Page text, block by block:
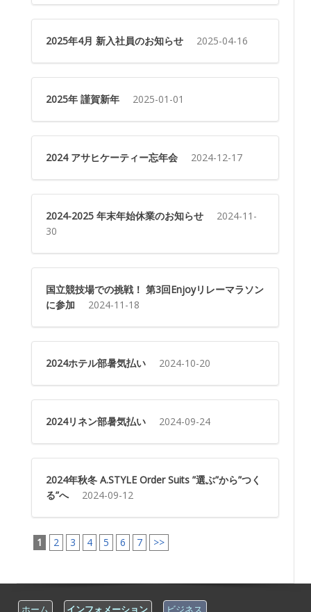
2025年4月 新入社員のお知らせ 2025-04-16
2025年 謹賀新年 2025-01-01
2024 アサヒケーティー忘年会 2024-12-17
2024-2025 年末年始休業のお知らせ
2024-11-
30
国立競技場での挑戦！ 第3回Enjoyリレーマラソン
に参加
2024-11-18
2024ホテル部暑気払い 2024-10-20
2024リネン部暑気払い 2024-09-24
2024年秋冬 A.STYLE Order Suits ”選ぶ”から”つく
る”へ
2024-09-12
1 2 3 4 5 6 7 >>